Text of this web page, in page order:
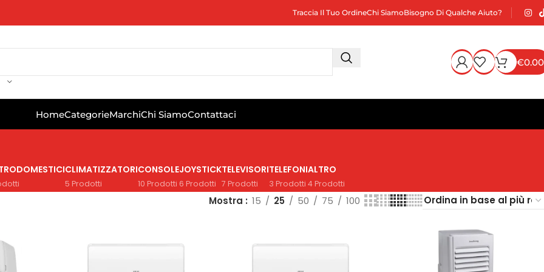
Traccia Il Tuo OrdineChi SiamoBisogno Di Qualche Aiuto?
€0.00
HomeCategorieMarchiChi SiamoContattaci
CLIMATIZZATORI
5 Prodotti
CONSOLE
10 Prodotti
JOYSTICK
6 Prodotti
TELEVISORI
7 Prodotti
TELEFONI
3 Prodotti
ALTRO
4 Prodotti
Mostra 15 25 50 75 100